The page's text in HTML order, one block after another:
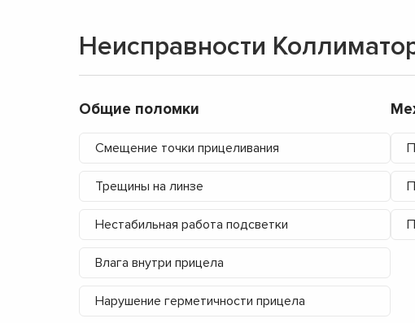
Неисправности
Общие поломки
Смещение точки прицеливания
Трещины на линзе
Нестабильная работа подсветки
Влага внутри прицела
Нарушение герметичности прицела